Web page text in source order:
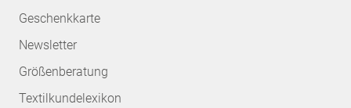
Geschenkkarte
Newsletter
Größenberatung
Textilkundelexikon